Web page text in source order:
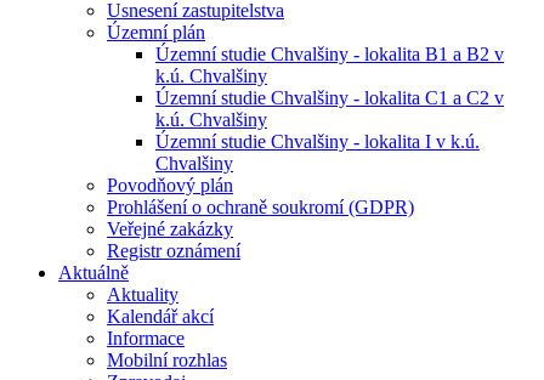
Usnesení zastupitelstva
Územní plán
Územní studie Chvalšiny - lokalita B1 a B2 v
k.ú. Chvalšiny
Územní studie Chvalšiny - lokalita C1 a C2 v
k.ú. Chvalšiny
Územní studie Chvalšiny - lokalita I v k.ú.
Chvalšiny
Povodňový plán
Prohlášení o ochraně soukromí (GDPR)
Veřejné zakázky
Registr oznámení
Aktuálně
Aktuality
Kalendář akcí
Informace
Mobilní rozhlas